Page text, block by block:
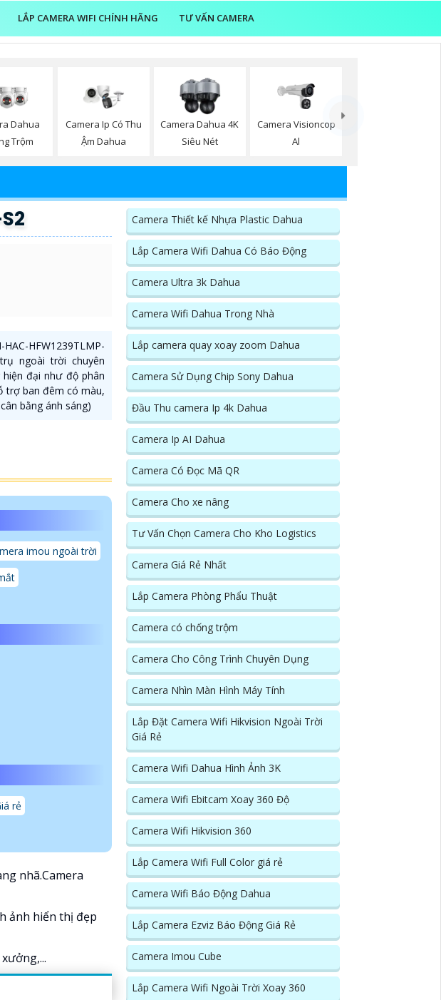
LẮP CAMERA WIFI CHÍNH HÃNG TƯ VẤN CAMERA
Dahua
Trộm
Camera Ip Có Thu
Ậm Dahua
Camera Dahua 4K
Siêu Nét
Camera Visioncop
Al
HFW1239TLMP-
ngoài trời chuyên
đại như độ phân
trợ ban đêm có màu,
bằng ánh sáng)
imou ngoài trời
rẻ
nhã.Camera
ảnh hiển thị đẹp
Camera Thiết kế Nhựa Plastic Dahua
Lắp Camera Wifi Dahua Có Báo Động
Camera Ultra 3k Dahua
Camera Wifi Dahua Trong Nhà
Lắp camera quay xoay zoom Dahua
Camera Sử Dụng Chip Sony Dahua
Đầu Thu camera Ip 4k Dahua
Camera Ip AI Dahua
Camera Có Đọc Mã QR
Camera Cho xe nâng
Tư Vấn Chọn Camera Cho Kho Logistics
Camera Giá Rẻ Nhất
Lắp Camera Phòng Phẩu Thuật
Camera có chống trộm
Camera Cho Công Trình Chuyên Dụng
Camera Nhìn Màn Hình Máy Tính
Lắp Đặt Camera Wifi Hikvision Ngoài Trời
Giá Rẻ
Camera Wifi Dahua Hình Ảnh 3K
Camera Wifi Ebitcam Xoay 360 Độ
Camera Wifi Hikvision 360
Lắp Camera Wifi Full Color giá rẻ
Camera Wifi Báo Động Dahua
Lắp Camera Ezviz Báo Động Giá Rẻ
Camera Imou Cube
Lắp Camera Wifi Ngoài Trời Xoay 360